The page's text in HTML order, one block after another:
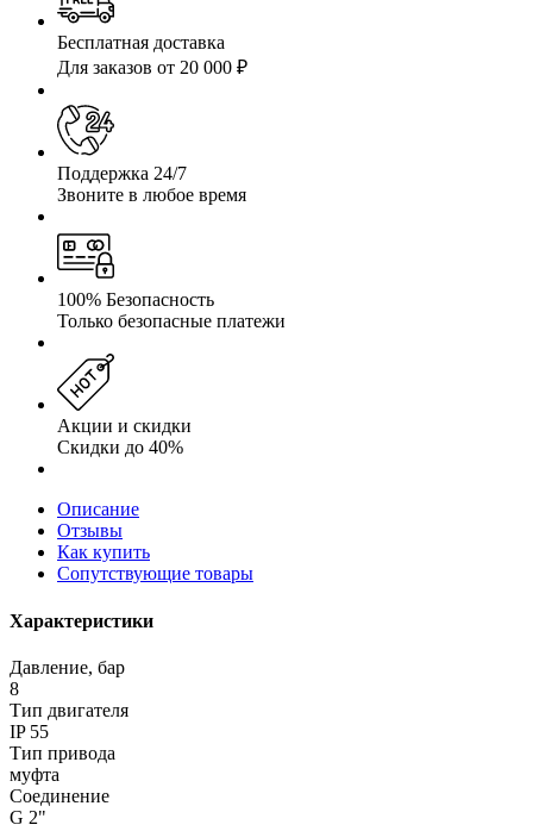
Бесплатная доставка
Для заказов от 20 000 ₽
Поддержка 24/7
Звоните в любое время
100% Безопасность
Только безопасные платежи
Акции и скидки
Скидки до 40%
Описание
Отзывы
Как купить
Сопутствующие товары
Характеристики
Давление, бар
8
Тип двигателя
IP 55
Тип привода
муфта
Соединение
G 2"